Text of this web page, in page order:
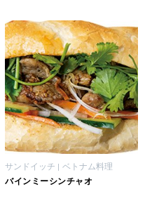
の時間です。』
えてくれた 本当の歩き方。」
まれる 新しい一流店へ。」
に出会いに。韓国」
、学びの教科書。」
MOOK
US!
サンドイッチ ベトナム料理
バインミーシンチャオ